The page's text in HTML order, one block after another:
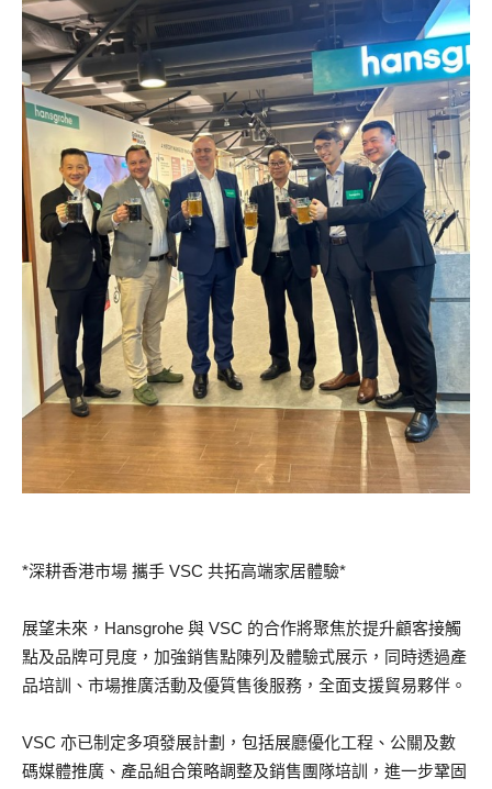
*深耕香港市場 攜手 VSC 共拓高端家居體驗*
展望未來，Hansgrohe 與 VSC 的合作將聚焦於提升顧客接觸
點及品牌可見度，加強銷售點陳列及體驗式展示，同時透過產
品培訓、市場推廣活動及優質售後服務，全面支援貿易夥伴。
VSC 亦已制定多項發展計劃，包括展廳優化工程、公關及數
碼媒體推廣、產品組合策略調整及銷售團隊培訓，進一步鞏固